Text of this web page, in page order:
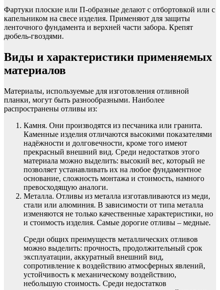
Фартуки плоские или П-образные делают с отбортовкой или с
капельником на свесе изделия. Применяют для защиты
ленточного фундамента и верхней части забора. Крепят
дюбель-гвоздями.
Виды и характеристики применяемых
материалов
Материалы, используемые для изготовления отливной
планки, могут быть разнообразными. Наиболее
распространены отливы из:
Камня. Они производятся из песчаника или гранита.
Каменные изделия отличаются высокими показателями
надёжности и долговечности, кроме того имеют
прекрасный внешний вид. Среди недостатков этого
материала можно выделить: высокий вес, который не
позволяет устанавливать их на любое фундаментное
основание, сложность монтажа и стоимость, намного
превосходящую аналоги.
Металла. Отливы из металла изготавливаются из меди,
стали или алюминия. В зависимости от типа металла
изменяются не только качественные характеристики, но
и стоимость изделия. Самые дорогие отливы – медные.
Среди общих преимуществ металлических отливов
можно выделить: прочность, продолжительный срок
эксплуатации, аккуратный внешний вид,
сопротивление к воздействию атмосферных явлений,
устойчивость к механическому воздействию,
небольшую стоимость. Среди недостатков